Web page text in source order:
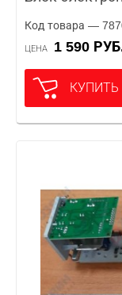
Код товара —
ЦЕНА 1 590
КУПИТЬ